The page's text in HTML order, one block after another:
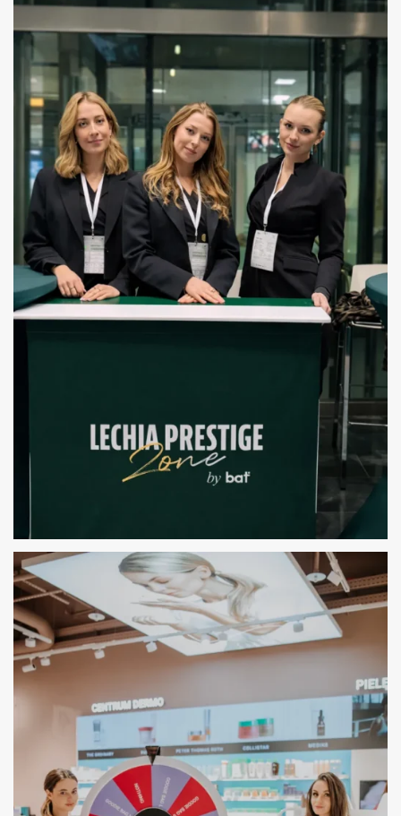
HOSTESSY – JUBILEUSZ FIRMY W GDYNI
HOSTESSY GDAŃSK: OBSŁUGA VIP LECHII
GDAŃSK